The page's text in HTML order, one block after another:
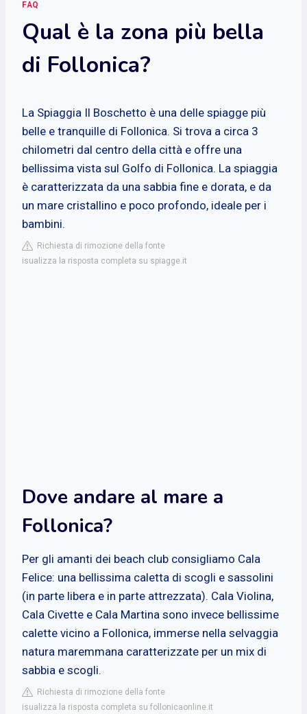
FAQ
Qual è la zona più bella
di Follonica?
La Spiaggia Il Boschetto è una delle spiagge più
belle e tranquille di Follonica. Si trova a circa 3
chilometri dal centro della città e offre una
bellissima vista sul Golfo di Follonica. La spiaggia
è caratterizzata da una sabbia fine e dorata, e da
un mare cristallino e poco profondo, ideale per i
bambini.
Richiesta di rimozione della fonte
isualizza la risposta completa su spiagge.it
Dove andare al mare a
Follonica?
Per gli amanti dei beach club consigliamo Cala
Felice: una bellissima caletta di scogli e sassolini
(in parte libera e in parte attrezzata). Cala Violina,
Cala Civette e Cala Martina sono invece bellissime
calette vicino a Follonica, immerse nella selvaggia
natura maremmana caratterizzate per un mix di
sabbia e scogli.
Richiesta di rimozione della fonte
isualizza la risposta completa su follonicaonline.it